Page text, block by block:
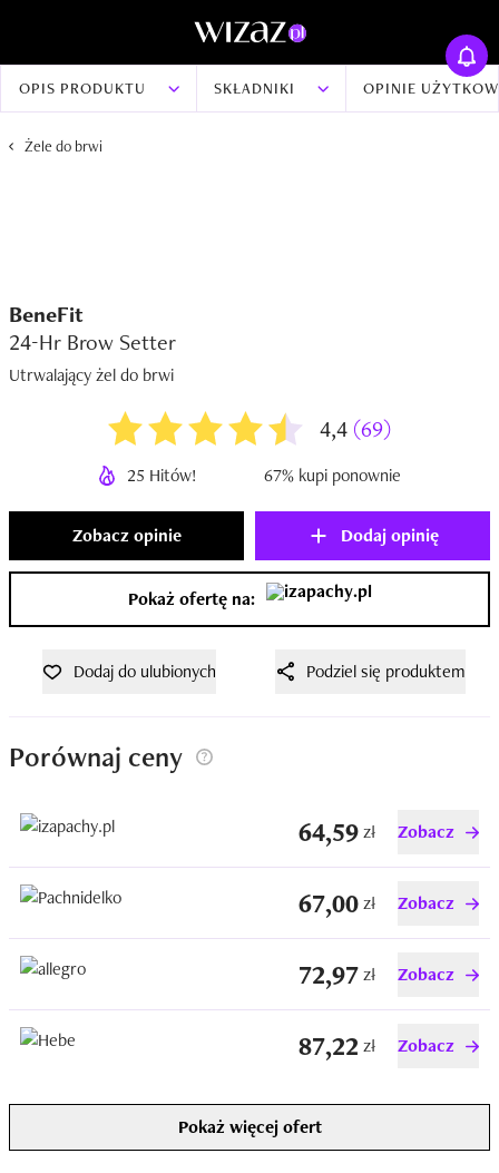
OPIS PRODUKTU SKŁADNIKI OPINIE
Żele do brwi
BeneFit
24-Hr Brow Setter
Utrwalający żel do brwi
4,4 (69)
25 Hitów! 67% kupi ponownie
Zobacz opinie Dodaj opinię
Pokaż ofertę na:
Dodaj do ulubionych Podziel się produktem
Porównaj ceny
64,59zł Zobacz
67,00zł Zobacz
72,97zł Zobacz
87,22 zł Zobacz
Pokaż więcej ofert